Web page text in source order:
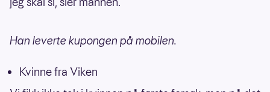
Han leverte kupongen på mobilen.
Kvinne fra Viken